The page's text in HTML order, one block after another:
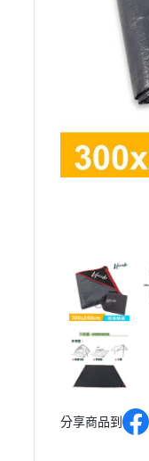
分享商品到